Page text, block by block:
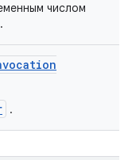
числом
.
.